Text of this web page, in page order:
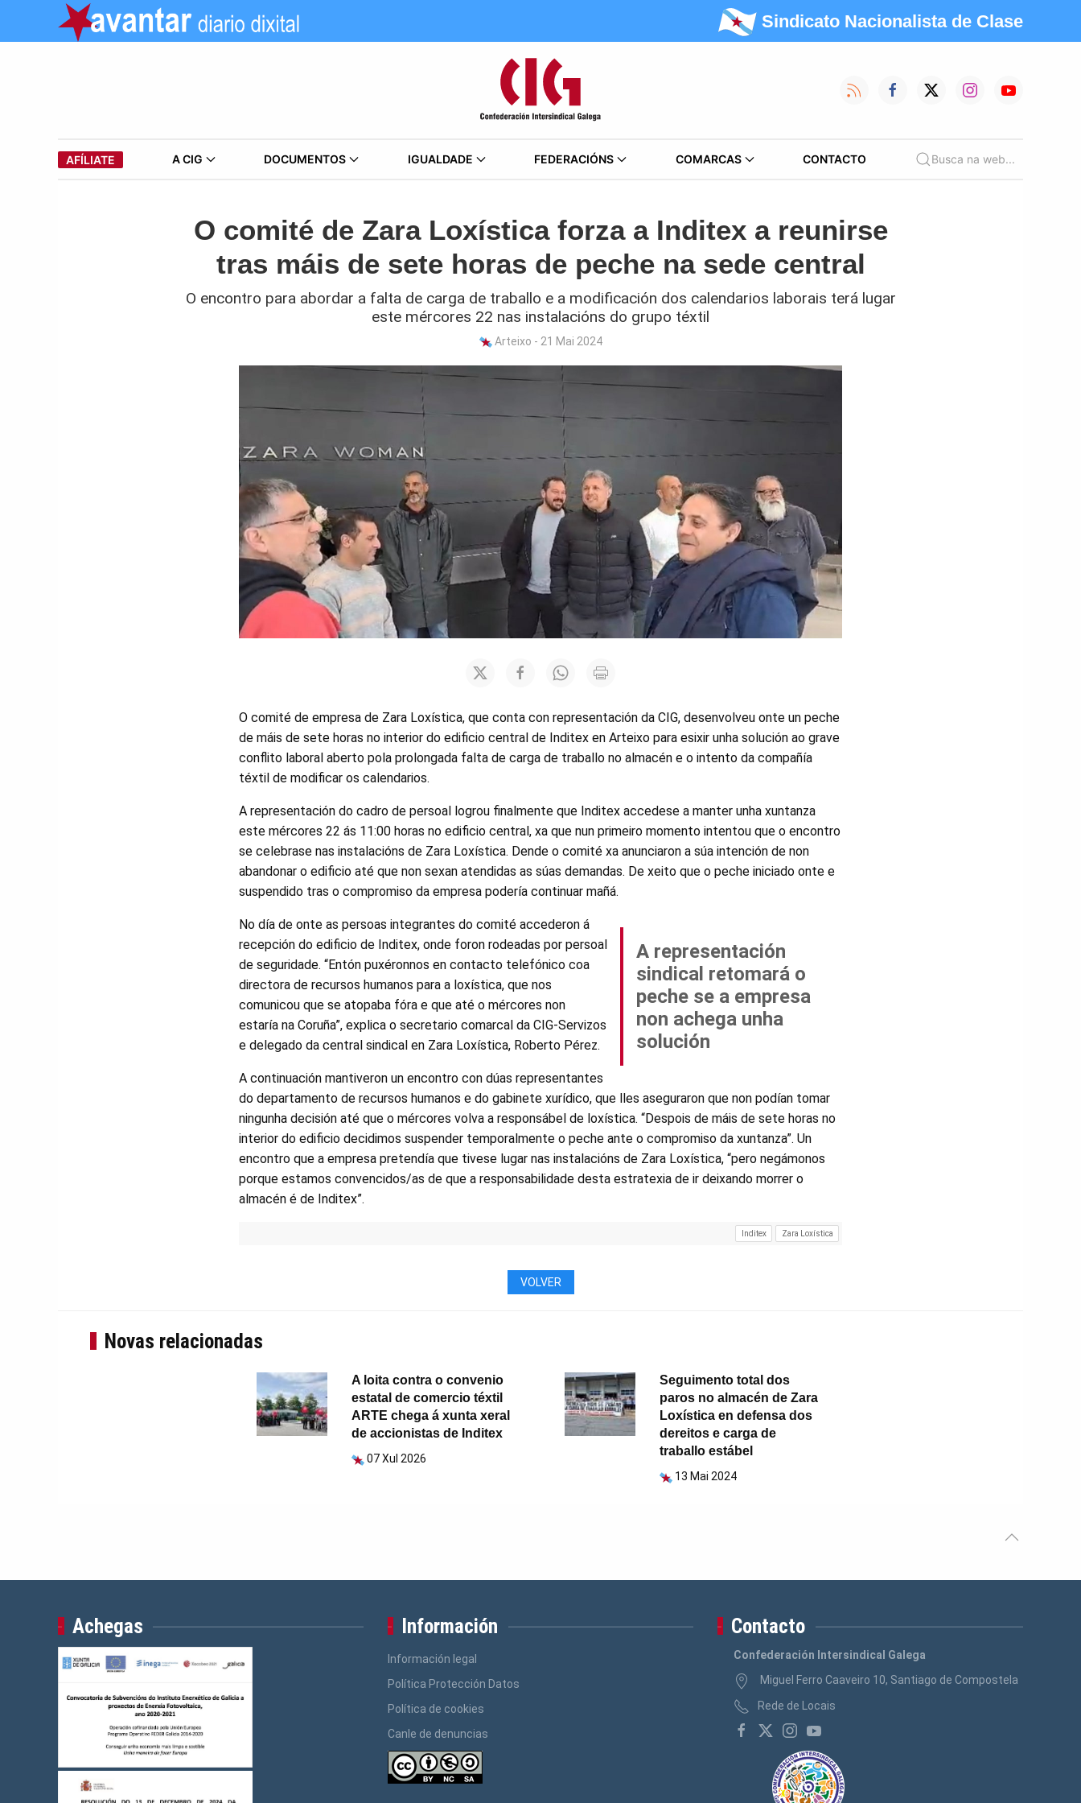
Sindicato Nacionalista de Clase
AFÍLIATE A CIG DOCUMENTOS IGUALDADE FEDERACIÓNS COMARCAS CONTACTO Busca na web...
O comité de Zara Loxística forza a Inditex a reunirse
tras máis de sete horas de peche na sede central
O encontro para abordar a falta de carga de traballo e a modificación dos calendarios laborais terá lugar
este mércores 22 nas instalacións do grupo téxtil
Arteixo - 21 Mai 2024
O comité de empresa de Zara Loxística, que conta con representación da CIG, desenvolveu onte un peche
de máis de sete horas no interior do edificio central de Inditex en Arteixo para esixir unha solución ao grave
conflito laboral aberto pola prolongada falta de carga de traballo no almacén e o intento da compañía
téxtil de modificar os calendarios.
A representación do cadro de persoal logrou finalmente que Inditex accedese a manter unha xuntanza
este mércores 22 ás 11:00 horas no edificio central, xa que nun primeiro momento intentou que o encontro
se celebrase nas instalacións de Zara Loxística. Dende o comité xa anunciaron a súa intención de non
abandonar o edificio até que non sexan atendidas as súas demandas. De xeito que o peche iniciado onte e
suspendido tras o compromiso da empresa podería continuar mañá.
A representación
sindical retomará o
peche se a empresa
non achega unha
solución
No día de onte as persoas integrantes do comité accederon á
recepción do edificio de Inditex, onde foron rodeadas por persoal
de seguridade. “Entón puxéronnos en contacto telefónico coa
directora de recursos humanos para a loxística, que nos
comunicou que se atopaba fóra e que até o mércores non
estaría na Coruña”, explica o secretario comarcal da CIG-Servizos
e delegado da central sindical en Zara Loxística, Roberto Pérez.
A continuación mantiveron un encontro con dúas representantes
do departamento de recursos humanos e do gabinete xurídico, que lles aseguraron que non podían tomar
ningunha decisión até que o mércores volva a responsábel de loxística. “Despois de máis de sete horas no
interior do edificio decidimos suspender temporalmente o peche ante o compromiso da xuntanza”. Un
encontro que a empresa pretendía que tivese lugar nas instalacións de Zara Loxística, “pero negámonos
porque estamos convencidos/as de que a responsabilidade desta estratexia de ir deixando morrer o
almacén é de Inditex”.
Inditex Zara Loxística
VOLVER
Novas relacionadas
A loita contra o convenio
estatal de comercio téxtil
ARTE chega á xunta xeral
de accionistas de Inditex
07 Xul 2026
Seguimento total dos
paros no almacén de Zara
Loxística en defensa dos
dereitos e carga de
traballo estábel
13 Mai 2024
Achegas Información
Información legal
Política Protección Datos
Política de cookies
Canle de denuncias
Contacto
Confederación Intersindical Galega
Miguel Ferro Caaveiro 10, Santiago de Compostela
Rede de Locais